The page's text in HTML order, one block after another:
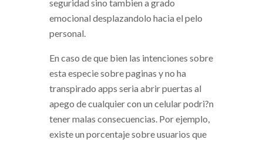
seguridad sino tambien a grado
emocional desplazandolo hacia el pelo
personal.
En caso de que bien las intenciones sobre
esta especie sobre paginas y no ha
transpirado apps seri­a abrir puertas al
apego de cualquier con un celular podri?n
tener malas consecuencias. Por ejemplo,
existe un porcentaje sobre usuarios que